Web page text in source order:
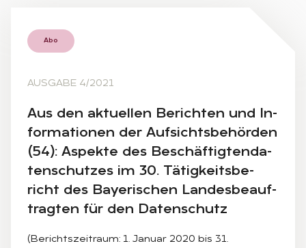
Abo
AUSGABE 4/2021
Aus den ak­tu­el­len Be­rich­ten und In­
for­ma­tio­nen der Auf­sichts­be­hör­den
(54): As­pek­te des Be­schäf­tig­ten­da­
ten­schut­zes im 30. Tä­tig­keits­be­
richt des Baye­ri­schen Lan­des­be­auf­
trag­ten für den Da­ten­schutz
(Berichtszeitraum: 1. Januar 2020 bis 31.